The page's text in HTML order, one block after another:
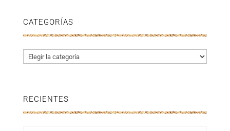
CATEGORÍAS
Categorías
RECIENTES